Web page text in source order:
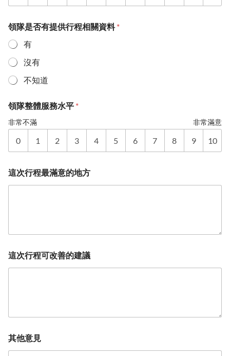
領隊是否有提供行程相關資料*
有
沒有
不知道
領隊整體服務水平 *
非常不滿 非常滿意
0 1 2 3 4 5 6 7 8 9 10
這次行程最滿意的地方
這次行程可改善的建議
其他意見